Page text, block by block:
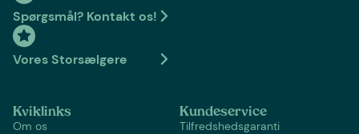
Spørgsmål? Kontakt os!
Vores Storsælgere
Kviklinks
Om os
Kundeservice
Tilfredshedsgaranti